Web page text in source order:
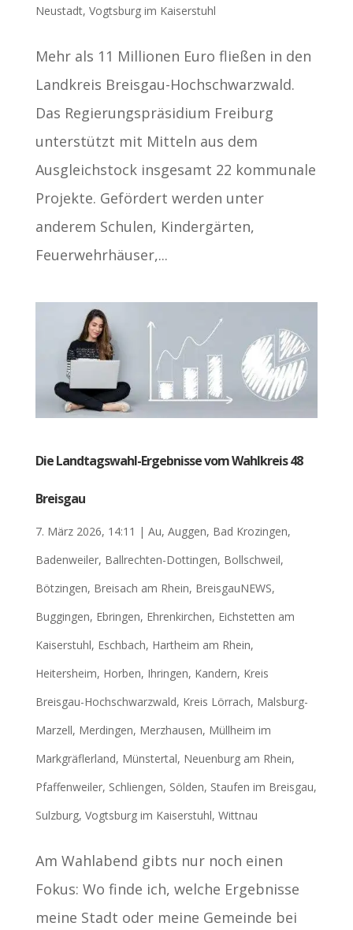
Neustadt, Vogtsburg im Kaiserstuhl
Mehr als 11 Millionen Euro fließen in den
Landkreis Breisgau-Hochschwarzwald.
Das Regierungspräsidium Freiburg
unterstützt mit Mitteln aus dem
Ausgleichstock insgesamt 22 kommunale
Projekte. Gefördert werden unter
anderem Schulen, Kindergärten,
Feuerwehrhäuser,...
Die Landtagswahl-Ergebnisse vom Wahlkreis 48
Breisgau
7. März 2026, 14:11 | Au, Auggen, Bad Krozingen,
Badenweiler, Ballrechten-Dottingen, Bollschweil,
Bötzingen, Breisach am Rhein, BreisgauNEWS,
Buggingen, Ebringen, Ehrenkirchen, Eichstetten am
Kaiserstuhl, Eschbach, Hartheim am Rhein,
Heitersheim, Horben, Ihringen, Kandern, Kreis
Breisgau-Hochschwarzwald, Kreis Lörrach, Malsburg-
Marzell, Merdingen, Merzhausen, Müllheim im
Markgräflerland, Münstertal, Neuenburg am Rhein,
Pfaffenweiler, Schliengen, Sölden, Staufen im Breisgau,
Sulzburg, Vogtsburg im Kaiserstuhl, Wittnau
Am Wahlabend gibts nur noch einen
Fokus: Wo finde ich, welche Ergebnisse
meine Stadt oder meine Gemeinde bei